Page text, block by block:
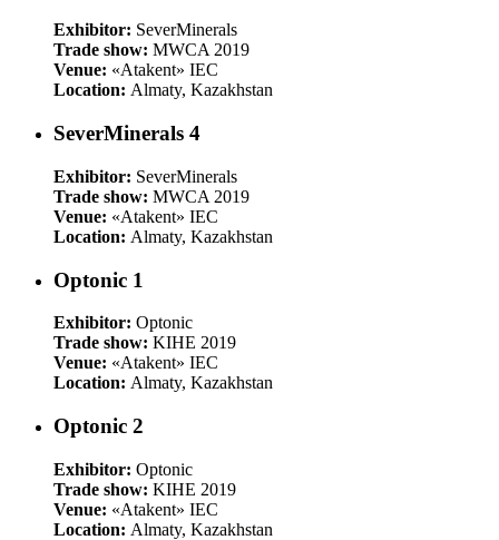
Exhibitor: SeverMinerals
Trade show: MWCA 2019
Venue: «Atakent» IEC
Location: Almaty, Kazakhstan
SeverMinerals 4
Exhibitor: SeverMinerals
Trade show: MWCA 2019
Venue: «Atakent» IEC
Location: Almaty, Kazakhstan
Optonic 1
Exhibitor: Optonic
Trade show: KIHE 2019
Venue: «Atakent» IEC
Location: Almaty, Kazakhstan
Optonic 2
Exhibitor: Optonic
Trade show: KIHE 2019
Venue: «Atakent» IEC
Location: Almaty, Kazakhstan